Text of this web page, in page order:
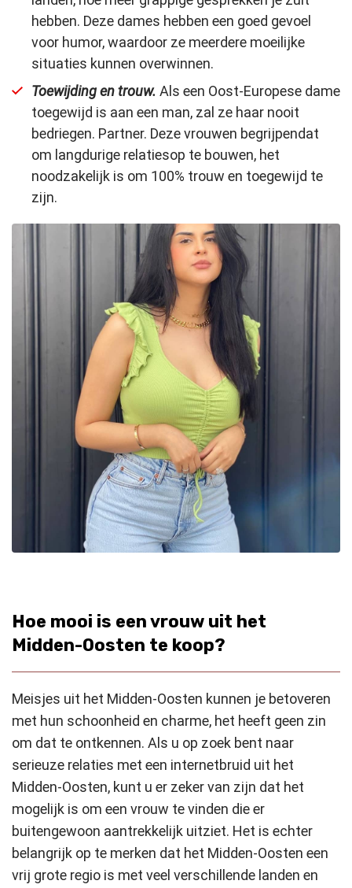
hebben. Deze dames hebben een goed gevoel
voor humor, waardoor ze meerdere moeilijke
situaties kunnen overwinnen.
Toewijding en trouw. Als een Oost-Europese dame
toegewijd is aan een man, zal ze haar nooit
bedriegen. Partner. Deze vrouwen begrijpendat
om langdurige relatiesop te bouwen, het
noodzakelijk is om 100% trouw en toegewijd te
zijn.
Hoe mooi is een vrouw uit het
Midden-Oosten te koop?
Meisjes uit het Midden-Oosten kunnen je betoveren
met hun schoonheid en charme, het heeft geen zin
om dat te ontkennen. Als u op zoek bent naar
serieuze relaties met een internetbruid uit het
Midden-Oosten, kunt u er zeker van zijn dat het
mogelijk is om een vrouw te vinden die er
buitengewoon aantrekkelijk uitziet. Het is echter
belangrijk op te merken dat het Midden-Oosten een
vrij grote regio is met veel verschillende landen en